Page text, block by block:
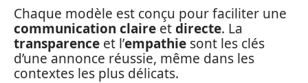
Chaque modèle est conçu pour faciliter une
communication claire etdirecte. La
transparence et l’empathie sont les clés
d’une annonce réussie, même dans les
contextes les plus délicats.